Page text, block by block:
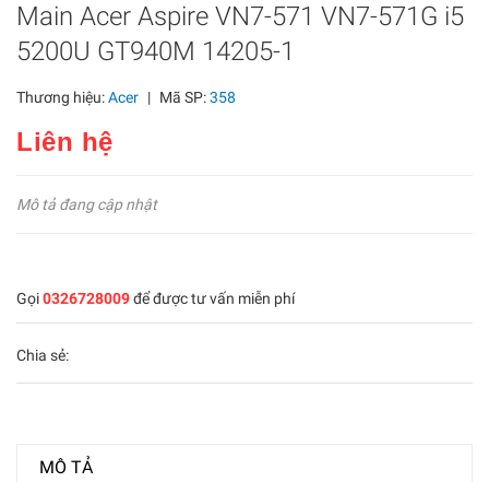
Main Acer Aspire VN7-571 VN7-571G i5
5200U GT940M 14205-1
Thương hiệu:Acer | Mã SP:358
Liên hệ
Mô tả đang cập nhật
Gọi0326728009để được tư vấn miễn phí
Chia sẻ:
MÔ TẢ